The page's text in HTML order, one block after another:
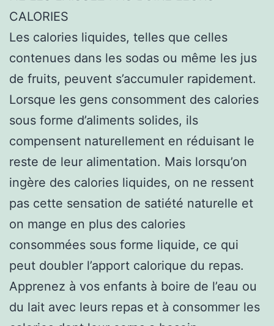
CALORIES
Les calories liquides, telles que celles
contenues dans les sodas ou même les jus
de fruits, peuvent s’accumuler rapidement.
Lorsque les gens consomment des calories
sous forme d’aliments solides, ils
compensent naturellement en réduisant le
reste de leur alimentation. Mais lorsqu’on
ingère des calories liquides, on ne ressent
pas cette sensation de satiété naturelle et
on mange en plus des calories
consommées sous forme liquide, ce qui
peut doubler l’apport calorique du repas.
Apprenez à vos enfants à boire de l’eau ou
du lait avec leurs repas et à consommer les